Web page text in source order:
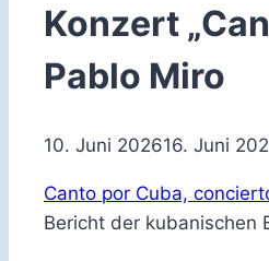
Konzert
Pablo Miro
10. Juni 202616. Juni
Canto por Cuba,
Bericht der kubanischen